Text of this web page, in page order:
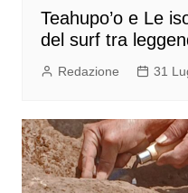
Teahupo’o e Le
del surf tra
Redazione 31